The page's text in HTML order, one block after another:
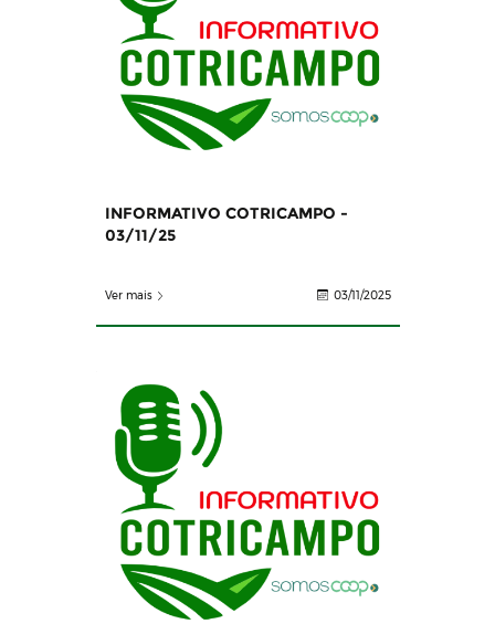
INFORMATIVO COTRICAMPO -
03/11/25
Ver mais 03/11/2025